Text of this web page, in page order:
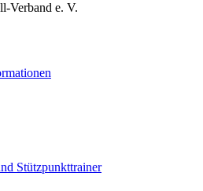
Stützpunkttrainer
Verband e. V.